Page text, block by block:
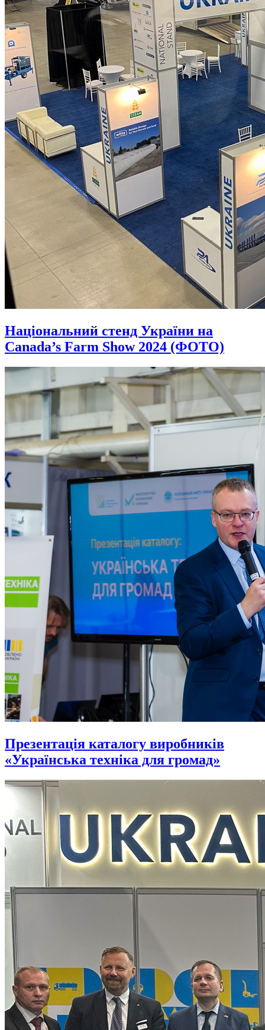
Національний стенд України на
Canada’s Farm Show 2024 (ФОТО)
Презентація каталогу виробників
«Українська техніка для громад»